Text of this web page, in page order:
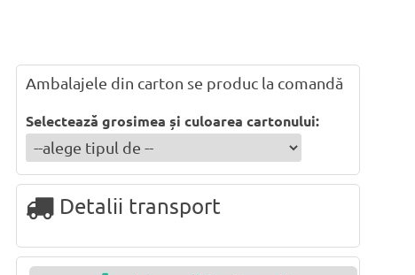
Ambalajele din carton se produc la comandă
Selectează grosimea și culoarea cartonului:
Detalii transport